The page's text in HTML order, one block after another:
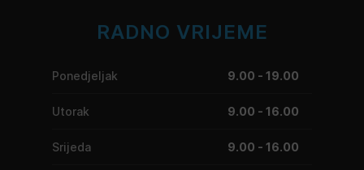
RADNO VRIJEME
Ponedjeljak 9.00 - 19.00
Utorak 9.00 - 16.00
Srijeda 9.00 - 16.00